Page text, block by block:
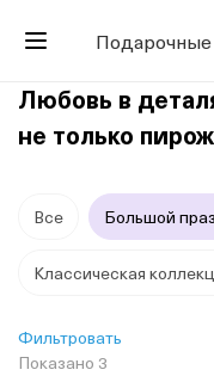
Любовь в
не только
Все Большой
Классическая
Показано 3
Фильтровать